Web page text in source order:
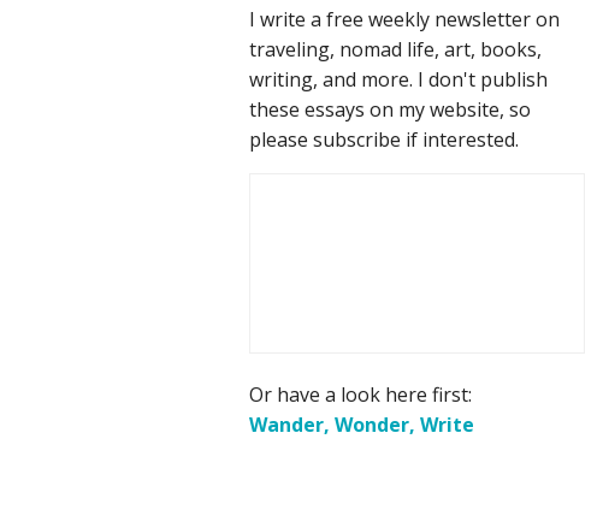
I write a free weekly newsletter on
traveling, nomad life, art, books,
writing, and more. I don't publish
these essays on my website, so
please subscribe if interested.
Or have a look here first:
Wander, Wonder, Write